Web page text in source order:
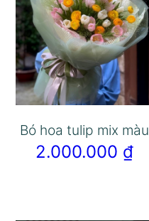
Bó hoa tulip mix màu
2.000.000 ₫